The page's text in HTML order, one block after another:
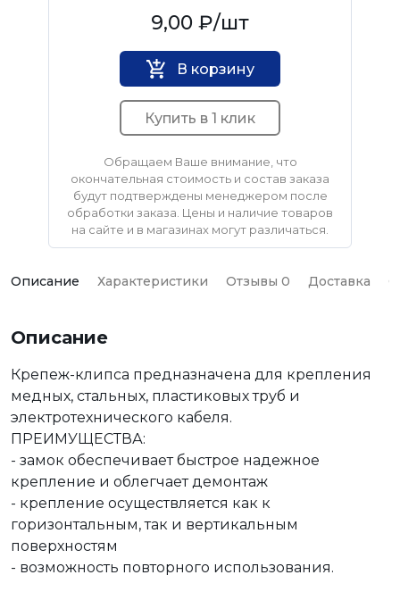
Европартнер9,00 ₽/шт
В корзину
Купить в 1 клик
Обращаем Ваше внимание, что
окончательная стоимость и состав заказа
будут подтверждены менеджером после
обработки заказа. Цены и наличие товаров
на сайте и в магазинах могут различаться.
Описание Характеристики Отзывы 0 Доставка
Описание
Крепеж-клипса предназначена для крепления
медных, стальных, пластиковых труб и
электротехнического кабеля.
ПРЕИМУЩЕСТВА:
- замок обеспечивает быстрое надежное
крепление и облегчает демонтаж
- крепление осуществляется как к
горизонтальным, так и вертикальным
поверхностям
- возможность повторного использования.